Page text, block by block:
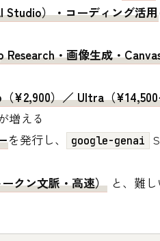
Studio）・コーディング活用
Research・画像生成・
¥2,900）／ Ultra（
増える
を発行し、 google-genai
クン文脈・高速） と、難